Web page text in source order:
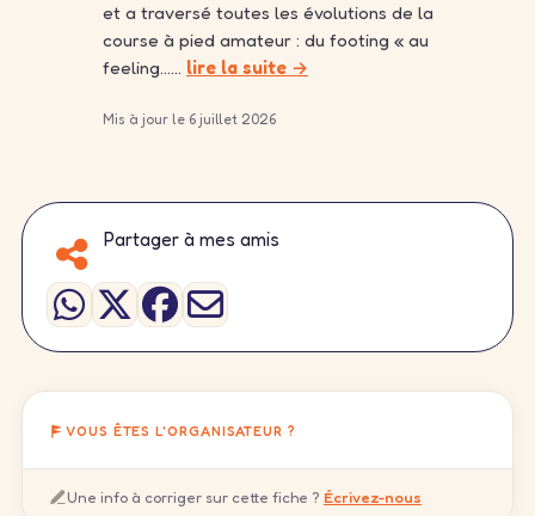
et a traversé toutes les évolutions de la
course à pied amateur : du footing « au
feeling…… lire la suite →
Mis à jour le 6 juillet 2026
Partager à mes amis
VOUS ÊTES L'ORGANISATEUR ?
Une info à corriger sur cette fiche ? Écrivez-nous